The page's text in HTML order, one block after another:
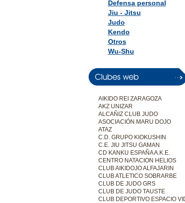
Defensa personal
Jiu - Jitsu
Judo
Kendo
Otros
Wu-Shu
AIKIDO REI ZARAGOZA
AKZ UNIZAR
ALCAÑIZ CLUB JUDO
ASOCIACIÓN MARU DOJO
ATAZ
C.D. GRUPO KIOKUSHIN
C.E. JIU JITSU GAMAN
CD KANKU ESPAÑA A.K.E.
CENTRO NATACION HELIOS
CLUB AIKIDOJO ALFAJARIN
CLUB ATLETICO SOBRARBE
CLUB DE JUDO GRS
CLUB DE JUDO TAUSTE
CLUB DEPORTIVO ESPACIO